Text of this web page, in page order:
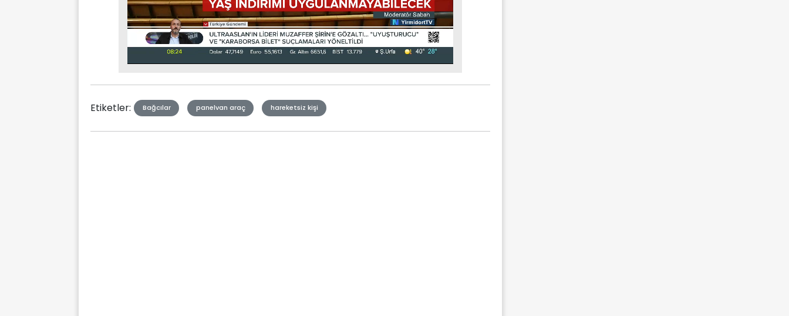
Stream
Etiketler: Bağcılar panelvan araç hareketsiz kişi